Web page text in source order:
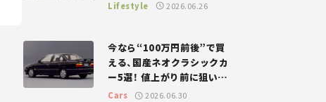
Lifestyle 2026.06.26
今なら“100万円前後”で買
える、国産ネオクラシックカ
ー5選！ 値上がり前に狙いた
い、中古車探しをお手伝い――ち
Cars 2026.06.30